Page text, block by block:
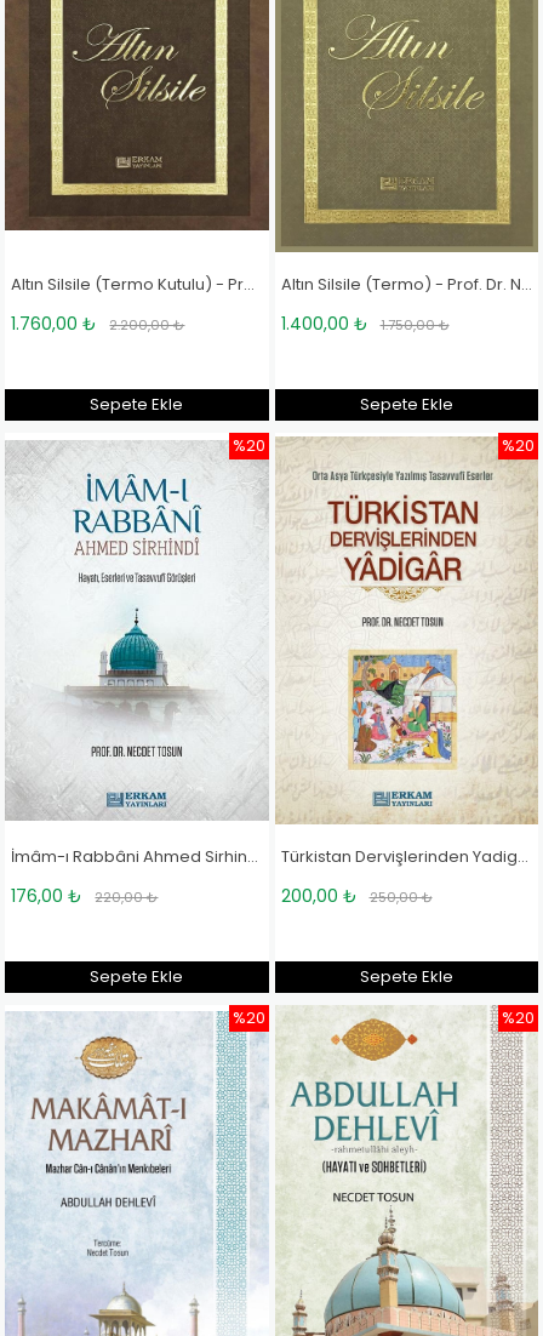
Altın Silsile (Termo Kutulu) - Prof. Dr. Necdet Tosun
1.760,00 ₺ 2.200,00 ₺
Sepete Ekle
Altın Silsile (Termo) - Prof. Dr. Necdet Tosun
1.400,00 ₺ 1.750,00 ₺
Sepete Ekle
İmâm-ı Rabbâni Ahmed Sirhindî - Prof. Dr. Necdet Tosun
176,00 ₺ 220,00 ₺
Sepete Ekle
%20
Türkistan Dervişlerinden Yadigar - Prof. Dr. Necdet Tosun
200,00 ₺ 250,00 ₺
Sepete Ekle
%20
%20 %20